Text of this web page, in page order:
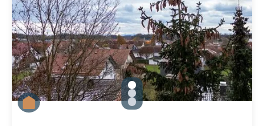
gallery.slide_selector
Zu Slide 1 wechseln
Zu Slide 2 wechseln
Zu Slide 3 wechseln